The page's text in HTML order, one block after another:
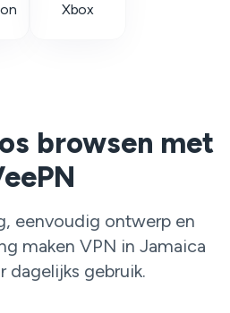
Xbox
browsen met
eenvoudig ontwerp en
maken VPN in Jamaica
dagelijks gebruik.